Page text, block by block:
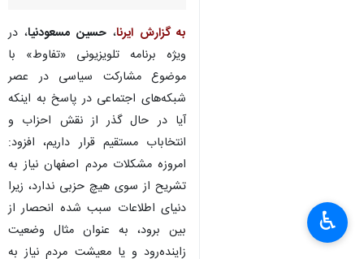
به گزارش ایرنا،حسین مسعودنیا، در
ویژه برنامه تلویزیونی «تفاوط» با
موضوع مشارکت سیاسی در عصر
شبکه‌های اجتماعی در پاسخ به اینکه
آیا در حال گذر از نقش احزاب و
انتخاباب مستقیم قرار داریم، افزود:
امروزه مشکلات مردم اصفهان نیاز به
تشریح از سوی هیچ حزبی ندارد، زیرا
دنیای اطلاعات سبب شده انحصار از
بین برود، به عنوان مثال وضعیت
زاینده‌رود و یا معیشت مردم نیاز به
♿︎